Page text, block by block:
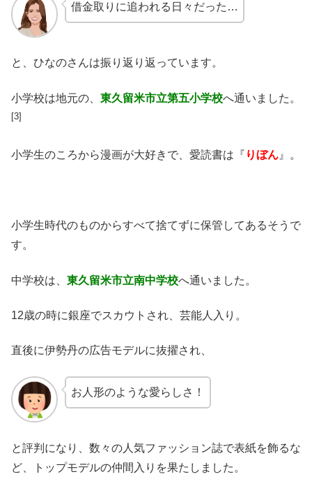
借金取りに追われる日々だった…
と、ひなのさんは振り返り返っています。
小学校は地元の、 東久留米市立第五小学校へ通いました。
[3]
小学生のころから漫画が大好きで、愛読書は『 りぼん 』。
小学生時代のものからすべて捨てずに保管してあるそうで
す。
中学校は、 東久留米市立南中学校へ通いました。
12歳の時に銀座でスカウトされ、芸能人入り。
直後に伊勢丹の広告モデルに抜擢され、
お人形のような愛らしさ！
と評判になり、数々の人気ファッション誌で表紙を飾るな
ど、トップモデルの仲間入りを果たしました。